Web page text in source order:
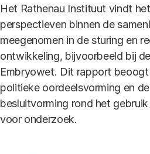
Het Rathenau Instituut vindt
perspectieven binnen de
meegenomen in de sturing en
ontwikkeling, bijvoorbeeld bij
Embryowet. Dit rapport beoogt
politieke oordeelsvorming en
besluitvorming rond het
voor onderzoek.